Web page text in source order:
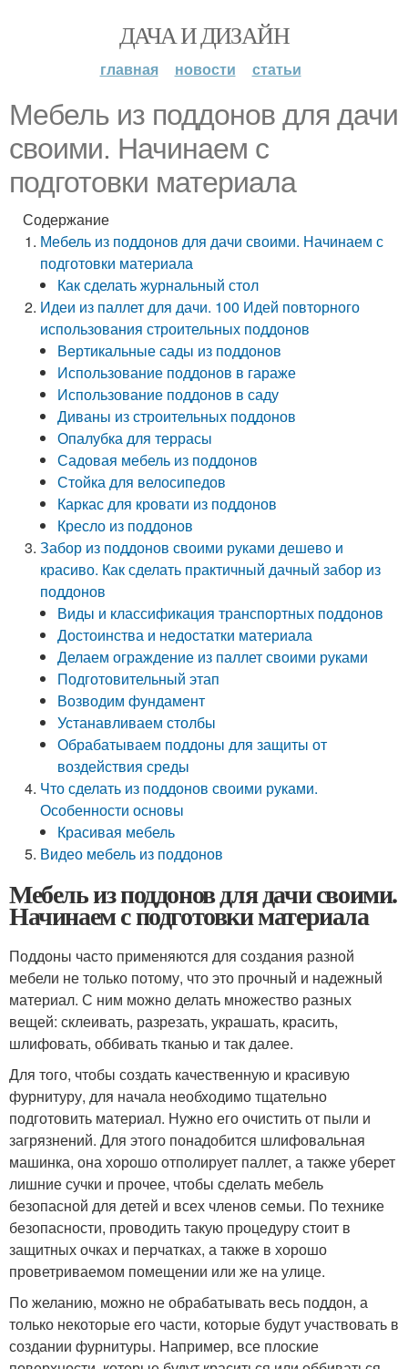
ДАЧА И ДИЗАЙН
главная новости статьи
Мебель из поддонов для дачи
своими. Начинаем с
подготовки материала
Содержание
Мебель из поддонов для дачи своими. Начинаем с
подготовки материала
Как сделать журнальный стол
Идеи из паллет для дачи. 100 Идей повторного
использования строительных поддонов
Вертикальные сады из поддонов
Использование поддонов в гараже
Использование поддонов в саду
Диваны из строительных поддонов
Опалубка для террасы
Садовая мебель из поддонов
Стойка для велосипедов
Каркас для кровати из поддонов
Кресло из поддонов
Забор из поддонов своими руками дешево и
красиво. Как сделать практичный дачный забор из
поддонов
Виды и классификация транспортных поддонов
Достоинства и недостатки материала
Делаем ограждение из паллет своими руками
Подготовительный этап
Возводим фундамент
Устанавливаем столбы
Обрабатываем поддоны для защиты от
воздействия среды
Что сделать из поддонов своими руками.
Особенности основы
Красивая мебель
Видео мебель из поддонов
Мебель из поддонов для дачи своими.
Начинаем с подготовки материала
Поддоны часто применяются для создания разной
мебели не только потому, что это прочный и надежный
материал. С ним можно делать множество разных
вещей: склеивать, разрезать, украшать, красить,
шлифовать, оббивать тканью и так далее.
Для того, чтобы создать качественную и красивую
фурнитуру, для начала необходимо тщательно
подготовить материал. Нужно его очистить от пыли и
загрязнений. Для этого понадобится шлифовальная
машинка, она хорошо отполирует паллет, а также уберет
лишние сучки и прочее, чтобы сделать мебель
безопасной для детей и всех членов семьи. По технике
безопасности, проводить такую процедуру стоит в
защитных очках и перчатках, а также в хорошо
проветриваемом помещении или же на улице.
По желанию, можно не обрабатывать весь поддон, а
только некоторые его части, которые будут участвовать в
создании фурнитуры. Например, все плоские